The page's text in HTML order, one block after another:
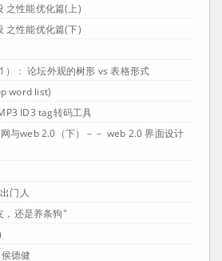
之性能优化篇(上)
之性能优化篇(下)
）： 论坛外观的树形 vs 表格形式
word list)
ID3 tag转码工具
网与web 2.0（下）－－ web 2.0 界面设计
门人
，还是养条狗"
德健